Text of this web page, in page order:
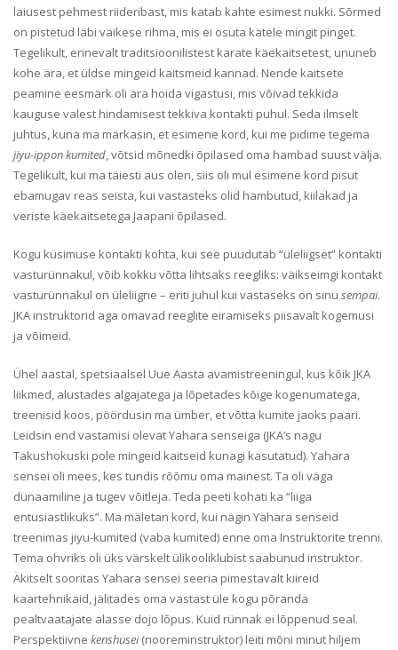
laiusest pehmest riideribast, mis katab kahte esimest nukki. Sõrmed
on pistetud läbi väikese rihma, mis ei osuta kätele mingit pinget.
Tegelikult, erinevalt traditsioonilistest karate käekaitsetest, ununeb
kohe ära, et üldse mingeid kaitsmeid kannad. Nende kaitsete
peamine eesmärk oli ära hoida vigastusi, mis võivad tekkida
kauguse valest hindamisest tekkiva kontakti puhul. Seda ilmselt
juhtus, kuna ma märkasin, et esimene kord, kui me pidime tegema
jiyu-ippon kumited, võtsid mõnedki õpilased oma hambad suust välja.
Tegelikult, kui ma täiesti aus olen, siis oli mul esimene kord pisut
ebamugav reas seista, kui vastasteks olid hambutud, kiilakad ja
veriste käekaitsetega Jaapani õpilased.
Kogu küsimuse kontakti kohta, kui see puudutab “üleliigset” kontakti
vasturünnakul, võib kokku võtta lihtsaks reegliks: väikseimgi kontakt
vasturünnakul on üleliigne – eriti juhul kui vastaseks on sinu sempai.
JKA instruktorid aga omavad reeglite eiramiseks piisavalt kogemusi
ja võimeid.
Ühel aastal, spetsiaalsel Uue Aasta avamistreeningul, kus kõik JKA
liikmed, alustades algajatega ja lõpetades kõige kogenumatega,
treenisid koos, pöördusin ma ümber, et võtta kumite jaoks paari.
Leidsin end vastamisi olevat Yahara senseiga (JKA’s nagu
Takushokuski pole mingeid kaitseid kunagi kasutatud). Yahara
sensei oli mees, kes tundis rõõmu oma mainest. Ta oli väga
dünaamiline ja tugev võitleja. Teda peeti kohati ka “liiga
entusiastlikuks”. Ma mäletan kord, kui nägin Yahara senseid
treenimas jiyu-kumited (vaba kumited) enne oma Instruktorite trenni.
Tema ohvriks oli üks värskelt ülikooliklubist saabunud instruktor.
Äkitselt sooritas Yahara sensei seeria pimestavalt kiireid
kaartehnikaid, jälitades oma vastast üle kogu põranda
pealtvaatajate alasse dojo lõpus. Kuid rünnak ei lõppenud seal.
Perspektiivne kenshusei(nooreminstruktor) leiti mõni minut hiljem